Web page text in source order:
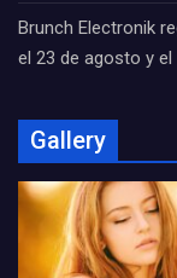
Brunch Electronik
el 23 de agosto y
Gallery